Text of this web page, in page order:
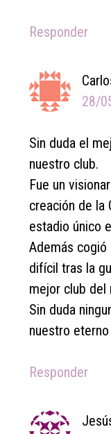
Responder
28/
Sin duda el
nuestro club.
Fue un
creación de la
estadio único
Además cogió
difícil tras la
mejor club del
Sin duda
nuestro
Responder